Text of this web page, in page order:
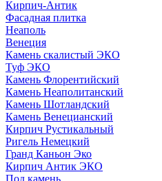
Кирпич-Антик
Фасадная плитка
Неаполь
Венеция
Камень скалистый ЭКО
Туф ЭКО
Камень Флорентийский
Камень Неаполитанский
Камень Шотландский
Камень Венецианский
Кирпич Рустикальный
Ригель Немецкий
Гранд Каньон Эко
Кирпич Антик ЭКО
Под камень